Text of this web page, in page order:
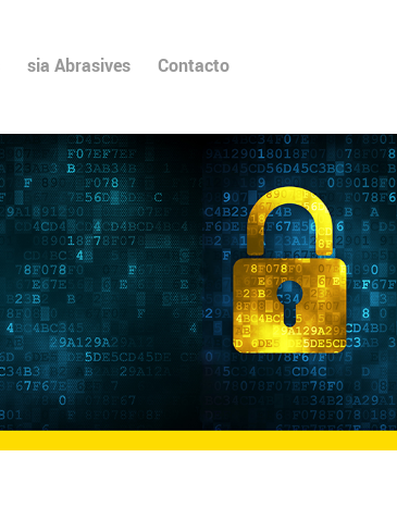
sia Abrasives Contacto